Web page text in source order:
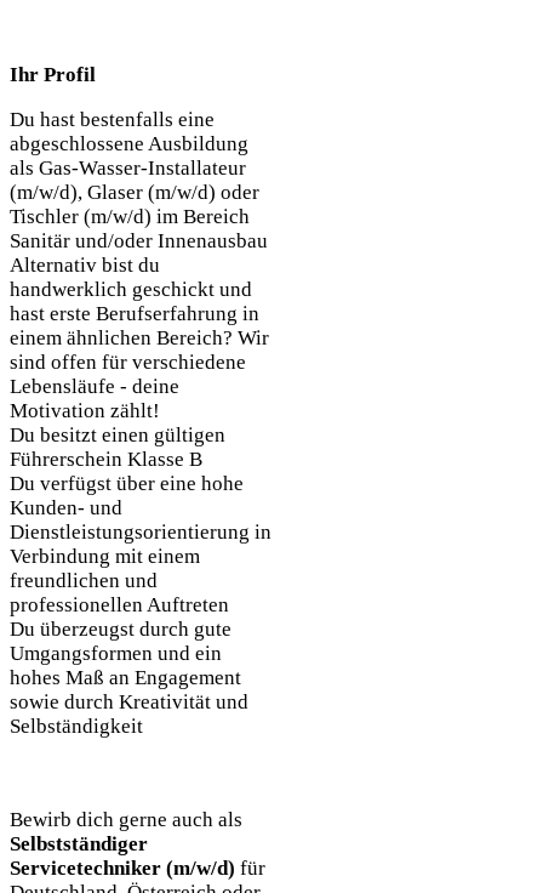
Ihr Profil
Du hast bestenfalls eine
abgeschlossene Ausbildung
als Gas-Wasser-Installateur
(m/w/d), Glaser (m/w/d) oder
Tischler (m/w/d) im Bereich
Sanitär und/oder Innenausbau
Alternativ bist du
handwerklich geschickt und
hast erste Berufserfahrung in
einem ähnlichen Bereich? Wir
sind offen für verschiedene
Lebensläufe - deine
Motivation zählt!
Du besitzt einen gültigen
Führerschein Klasse B
Du verfügst über eine hohe
Kunden- und
Dienstleistungsorientierung in
Verbindung mit einem
freundlichen und
professionellen Auftreten
Du überzeugst durch gute
Umgangsformen und ein
hohes Maß an Engagement
sowie durch Kreativität und
Selbständigkeit
Bewirb dich gerne auch als
Selbstständiger
Servicetechniker (m/w/d) für